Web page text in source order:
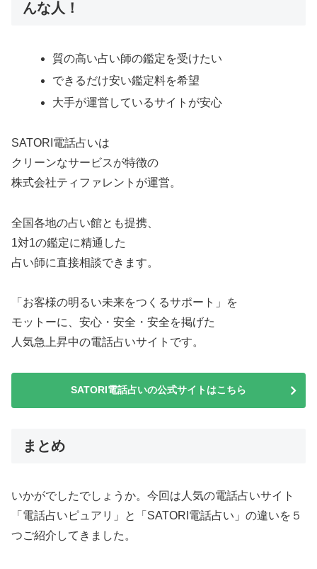
んな人！
質の高い占い師の鑑定を受けたい
できるだけ安い鑑定料を希望
大手が運営しているサイトが安心
SATORI電話占いは
クリーンなサービスが特徴の
株式会社ティファレントが運営。
全国各地の占い館とも提携、
1対1の鑑定に精通した
占い師に直接相談できます。
「お客様の明るい未来をつくるサポート」を
モットーに、安心・安全・安全を掲げた
人気急上昇中の電話占いサイトです。
SATORI電話占いの公式サイトはこちら
まとめ
いかがでしたでしょうか。今回は人気の電話占いサイト
「電話占いピュアリ」と「SATORI電話占い」の違いを５
つご紹介してきました。